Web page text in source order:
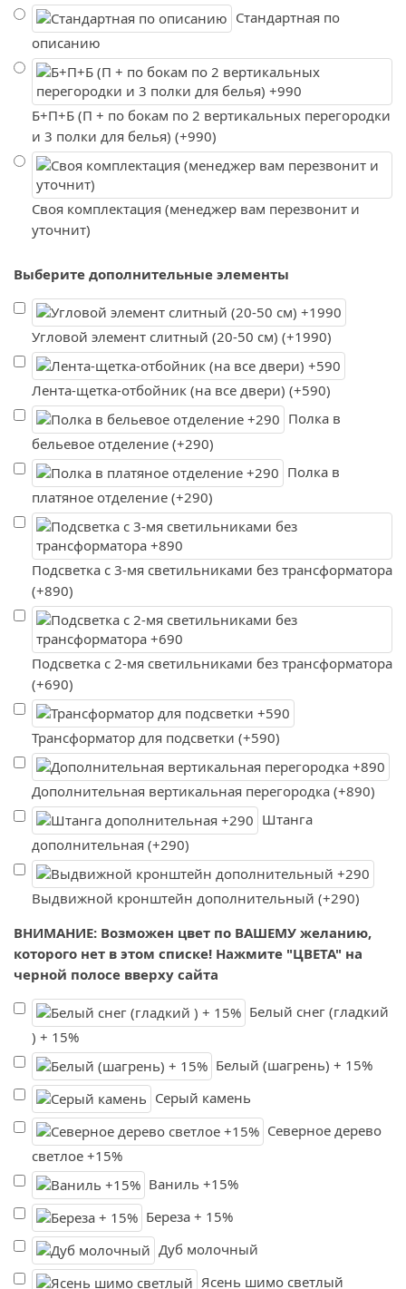
Стандартная по
описанию
Б+П+Б (П + по бокам по 2 вертикальных перегородки
и 3 полки для белья) (+990)
Своя комплектация (менеджер вам перезвонит и
уточнит)
Выберите дополнительные элементы
Угловой элемент слитный (20-50 см) (+1990)
Лента-щетка-отбойник (на все двери) (+590)
Полка в
бельевое отделение (+290)
Полка в
платяное отделение (+290)
Подсветка с 3-мя светильниками без трансформатора
(+890)
Подсветка с 2-мя светильниками без трансформатора
(+690)
Трансформатор для подсветки (+590)
Дополнительная вертикальная перегородка (+890)
Штанга
дополнительная (+290)
Выдвижной кронштейн дополнительный (+290)
ВНИМАНИЕ: Возможен цвет по ВАШЕМУ желанию,
которого нет в этом списке! Нажмите "ЦВЕТА" на
черной полосе вверху сайта
Белый снег (гладкий
) + 15%
Белый (шагрень) + 15%
Серый камень
Северное дерево
светлое +15%
Ваниль +15%
Береза + 15%
Дуб молочный
Ясень шимо светлый